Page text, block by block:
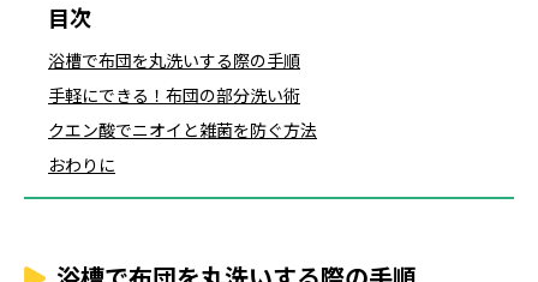
目次
浴槽で布団を丸洗いする際の手順
手軽にできる！布団の部分洗い術
クエン酸でニオイと雑菌を防ぐ方法
おわりに